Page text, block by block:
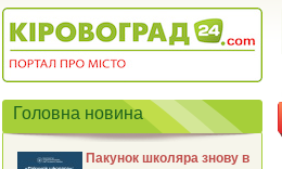
Головна новина
Пакунок школяра знову в